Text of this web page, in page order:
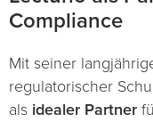
Compliance
Mit seiner
regulatorischer
als idealer Partner